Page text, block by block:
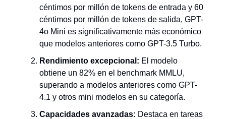
céntimos por millón de tokens de entrada y 60
céntimos por millón de tokens de salida, GPT-
4o Mini es significativamente más económico
que modelos anteriores como GPT-3.5 Turbo.
Rendimiento excepcional: El modelo
obtiene un 82% en el benchmark MMLU,
superando a modelos anteriores como GPT-
4.1 y otros mini modelos en su categoría.
Capacidades avanzadas: Destaca en tareas